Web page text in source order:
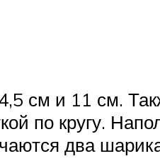
см и 11 см.
по кругу.
два